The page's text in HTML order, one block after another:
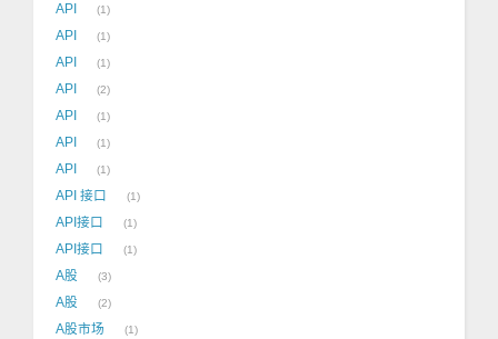
API 1
API 1
API 1
API 2
API 1
API 1
API 1
API 接口 1
API接口 1
API接口 1
A股 3
A股 2
A股市场 1